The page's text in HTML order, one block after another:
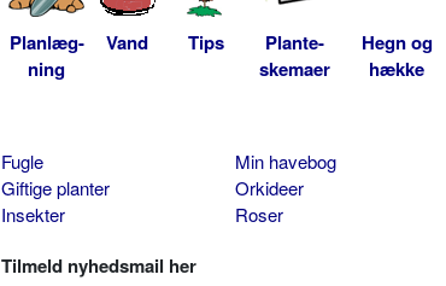
Planlæg-
ning
Vand Tips
Plante-
skemaer
Hegn og
hække
Fugle
Giftige planter
Insekter
Min havebog
Orkideer
Roser
Tilmeld nyhedsmail her